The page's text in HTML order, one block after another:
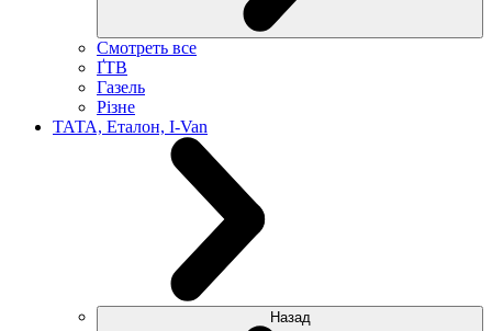
Смотреть все
ҐТВ
Газель
Різне
ТАТА, Еталон, I-Van
Назад